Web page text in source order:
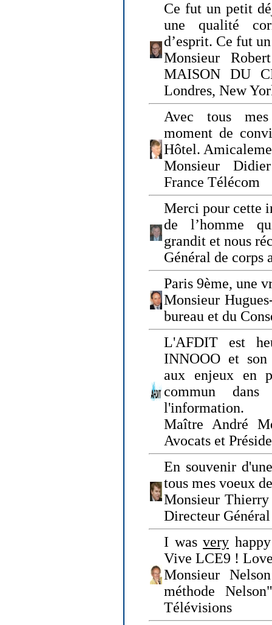
Ce fut un petit
une qualité
d’esprit. Ce fut
Monsieur
MAISON DU
Londres, New
Avec tous
moment de
Hôtel.
Monsieur
France Télécom
Merci pour cette
de l’homme
grandit et nous
Général de corps
Paris 9ème, une
Monsieur
bureau et du
L'AFDIT est
INNOOO et
aux enjeux en
commun
l'information.
Maître André
Avocats et
En souvenir
tous mes voeux
Monsieur
Directeur
I was very
Vive LCE9 !
Monsieur
méthode
Télévisions